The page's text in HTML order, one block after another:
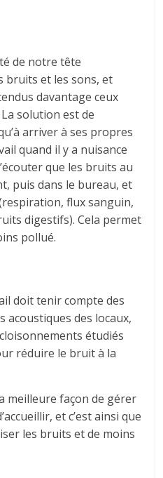
de notre tête
bruits et les sons, et
davantage ceux
solution est de
arriver à ses propres
quand il y a nuisance
que les bruits au
puis dans le bureau, et
flux sanguin,
digestifs). Cela permet
pollué.
doit tenir compte des
acoustiques des locaux,
étudiés
réduire le bruit à la
meilleure façon de gérer
et c’est ainsi que
les bruits et de moins